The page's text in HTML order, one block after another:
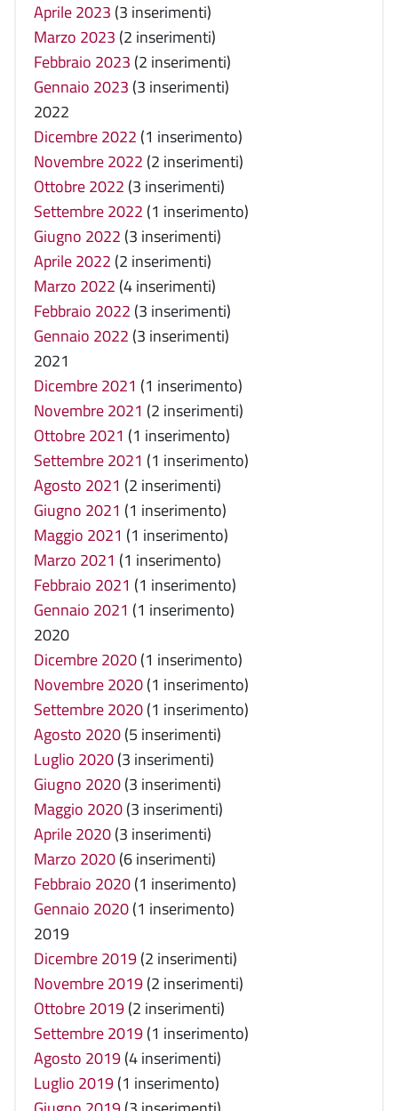
Aprile 2023 (3 inserimenti)
Marzo 2023 (2 inserimenti)
Febbraio 2023 (2 inserimenti)
Gennaio 2023 (3 inserimenti)
2022
Dicembre 2022 (1 inserimento)
Novembre 2022 (2 inserimenti)
Ottobre 2022 (3 inserimenti)
Settembre 2022 (1 inserimento)
Giugno 2022 (3 inserimenti)
Aprile 2022 (2 inserimenti)
Marzo 2022 (4 inserimenti)
Febbraio 2022 (3 inserimenti)
Gennaio 2022 (3 inserimenti)
2021
Dicembre 2021 (1 inserimento)
Novembre 2021 (2 inserimenti)
Ottobre 2021 (1 inserimento)
Settembre 2021 (1 inserimento)
Agosto 2021 (2 inserimenti)
Giugno 2021 (1 inserimento)
Maggio 2021 (1 inserimento)
Marzo 2021 (1 inserimento)
Febbraio 2021 (1 inserimento)
Gennaio 2021 (1 inserimento)
2020
Dicembre 2020(1 inserimento)
Novembre 2020(1 inserimento)
Settembre 2020(1 inserimento)
Agosto 2020(5 inserimenti)
Luglio 2020(3 inserimenti)
Giugno 2020(3 inserimenti)
Maggio 2020(3 inserimenti)
Aprile 2020(3 inserimenti)
Marzo 2020(6 inserimenti)
Febbraio 2020(1 inserimento)
Gennaio 2020(1 inserimento)
2019
Dicembre 2019(2 inserimenti)
Novembre 2019(2 inserimenti)
Ottobre 2019(2 inserimenti)
Settembre 2019(1 inserimento)
Agosto 2019(4 inserimenti)
Luglio 2019(1 inserimento)